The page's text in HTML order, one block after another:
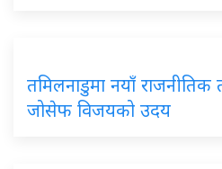
तमिलनाडुमा नयाँ
जोसेफ विजयको उदय